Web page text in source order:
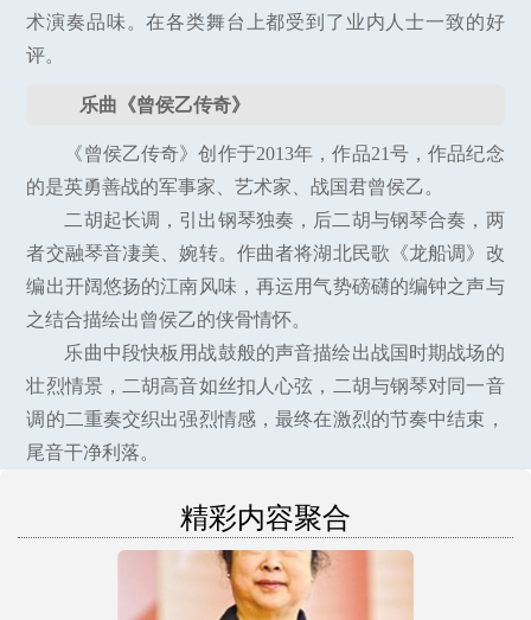
术演奏品味。在各类舞台上都受到了业内人士一致的好
评。
乐曲《曾侯乙传奇》
《曾侯乙传奇》创作于2013年，作品21号，作品纪念
的是英勇善战的军事家、艺术家、战国君曾侯乙。
二胡起长调，引出钢琴独奏，后二胡与钢琴合奏，两
者交融琴音凄美、婉转。作曲者将湖北民歌《龙船调》改
编出开阔悠扬的江南风味，再运用气势磅礴的编钟之声与
之结合描绘出曾侯乙的侠骨情怀。
乐曲中段快板用战鼓般的声音描绘出战国时期战场的
壮烈情景，二胡高音如丝扣人心弦，二胡与钢琴对同一音
调的二重奏交织出强烈情感，最终在激烈的节奏中结束，
尾音干净利落。
精彩内容聚合